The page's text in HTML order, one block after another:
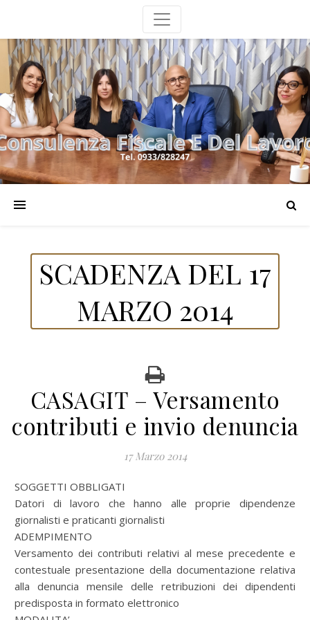
SCADENZA DEL 17
MARZO 2014
CASAGIT – Versamento
contributi e invio denuncia
17 Marzo 2014
SOGGETTI OBBLIGATI
Datori di lavoro che hanno alle proprie dipendenze
giornalisti e praticanti giornalisti
ADEMPIMENTO
Versamento dei contributi relativi al mese precedente e
contestuale presentazione della documentazione relativa
alla denuncia mensile delle retribuzioni dei dipendenti
predisposta in formato elettronico